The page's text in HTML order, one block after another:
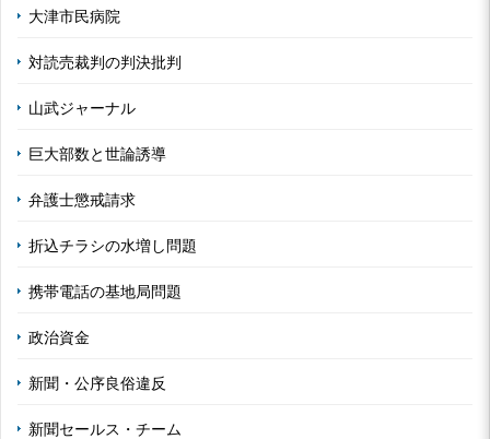
大津市民病院
対読売裁判の判決批判
山武ジャーナル
巨大部数と世論誘導
弁護士懲戒請求
折込チラシの水増し問題
携帯電話の基地局問題
政治資金
新聞・公序良俗違反
新聞セールス・チーム